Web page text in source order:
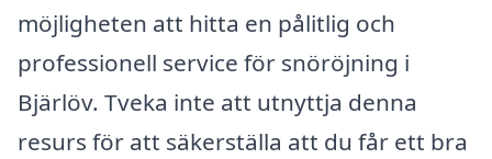
möjligheten att hitta en pålitlig och
professionell service för snöröjning i
Bjärlöv. Tveka inte att utnyttja denna
resurs för att säkerställa att du får ett bra